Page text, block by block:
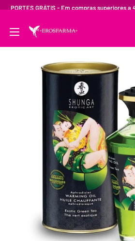
PORTES GRÁTIS - Em compras superiores